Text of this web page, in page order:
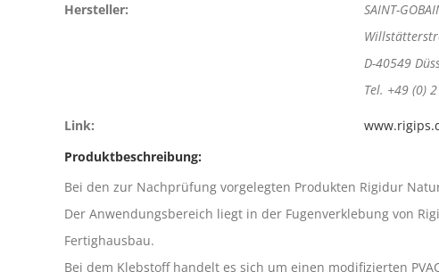
Hersteller:
SAINT-
D-40549
Tel. +49 (0)
Link:
Produktbeschreibung:
Bei den zur Nachprüfung vorgelegten Produkten Rigidur
Der Anwendungsbereich liegt in der Fugenverklebung von
Fertighausbau.
Bei dem Klebstoff handelt es sich um einen modifizierten